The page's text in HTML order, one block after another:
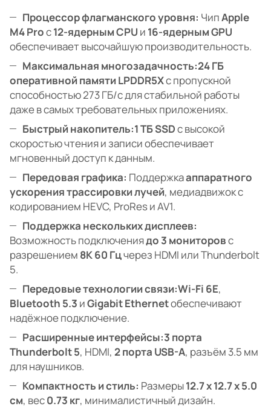
Процессор флагманского уровня: ЧипApple
M4 Proс12-ядерным CPU и 16-ядерным GPU
обеспечивает высочайшую производительность.
Максимальная многозадачность:24 ГБ
оперативной памяти LPDDR5Xс пропускной
способностью 273 ГБ/с для стабильной работы
даже в самых требовательных приложениях.
Быстрый накопитель:1 ТБ SSDс высокой
скоростью чтения и записи обеспечивает
мгновенный доступ к данным.
Передовая графика: Поддержкааппаратного
ускорения трассировки лучей, медиадвижок с
кодированием HEVC, ProRes и AV1.
Поддержка нескольких дисплеев:
Возможность подключениядо 3 мониторовс
разрешением 8K 60 Гцчерез HDMI или Thunderbolt
5.
Передовые технологии связи:Wi-Fi 6E,
Bluetooth 5.3 иGigabit Ethernetобеспечивают
надёжное подключение.
Расширенные интерфейсы:3 порта
Thunderbolt 5, HDMI, 2 порта USB-A, разъём 3.5 мм
для наушников.
Компактность и стиль: Размеры12.7 x 12.7 x 5.0
см, вес0.73 кг, минималистичный дизайн.